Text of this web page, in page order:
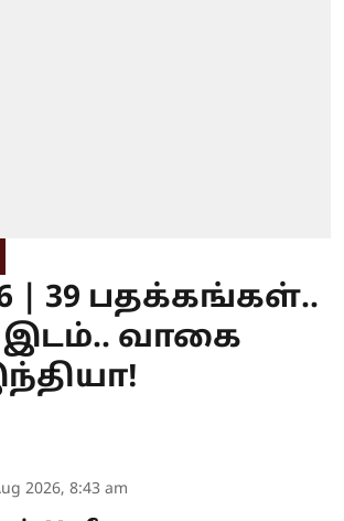
| 39 பதக்கங்கள்..
இடம்.. வாகை
2026, 8:43 am